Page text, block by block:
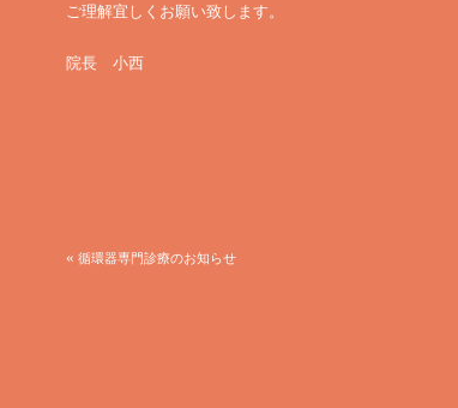
ご理解宜しくお願い致します。
院長 小西
« 循環器専門診療のお知らせ